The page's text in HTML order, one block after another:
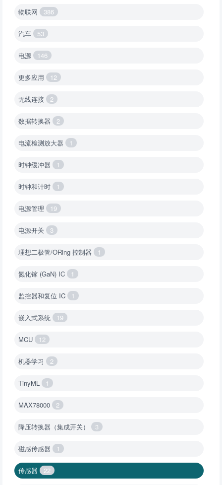
物联网 386
汽车 53
电源 146
更多应用 12
无线连接 2
数据转换器 2
电流检测放大器 1
时钟缓冲器 1
时钟和计时 1
电源管理 19
电源开关 3
理想二极管/ORing 控制器 1
氮化镓 (GaN) IC 1
监控器和复位 IC 1
嵌入式系统 19
MCU 12
机器学习 2
TinyML 1
MAX78000 2
降压转换器（集成开关） 3
磁感传感器 1
传感器 22